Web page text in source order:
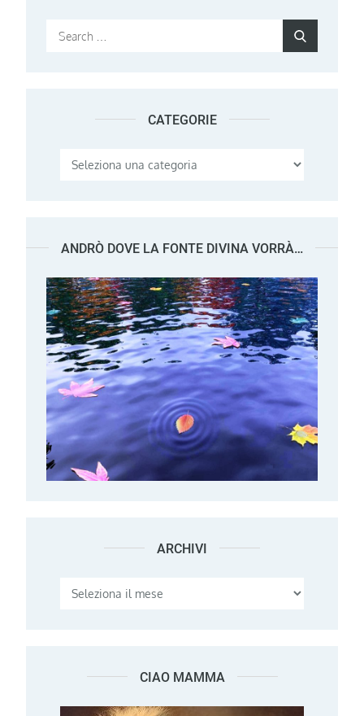
Search
CATEGORIE
Categorie
ANDRÒ DOVE LA FONTE DIVINA VORRÀ…
ARCHIVI Archivi
CIAO MAMMA